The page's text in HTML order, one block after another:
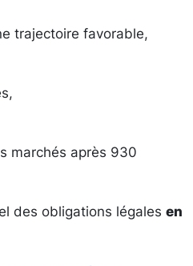
trajectoire favorable,
marchés après 930
des obligations légales en